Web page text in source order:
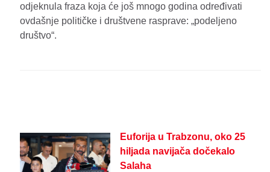
odjeknula fraza koja će još mnogo godina određivati
ovdašnje političke i društvene rasprave: „podeljeno
društvo“.
Euforija u Trabzonu, oko 25
hiljada navijača dočekalo
Salaha